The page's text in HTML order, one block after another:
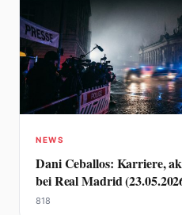
NEWS
Dani Ceballos: Karriere,
bei Real Madrid
818